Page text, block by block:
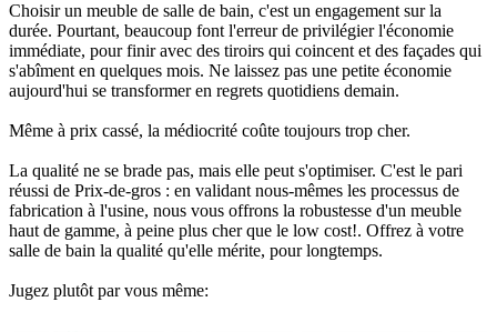
Choisir un meuble de salle de bain, c'est un engagement sur la
durée. Pourtant, beaucoup font l'erreur de privilégier l'économie
immédiate, pour finir avec des tiroirs qui coincent et des façades qui
s'abîment en quelques mois. Ne laissez pas une petite économie
aujourd'hui se transformer en regrets quotidiens demain.
Même à prix cassé, la médiocrité coûte toujours trop cher.
La qualité ne se brade pas, mais elle peut s'optimiser. C'est le pari
réussi de Prix-de-gros : en validant nous-mêmes les processus de
fabrication à l'usine, nous vous offrons la robustesse d'un meuble
haut de gamme, à peine plus cher que le low cost!. Offrez à votre
salle de bain la qualité qu'elle mérite, pour longtemps.
Jugez plutôt par vous même: